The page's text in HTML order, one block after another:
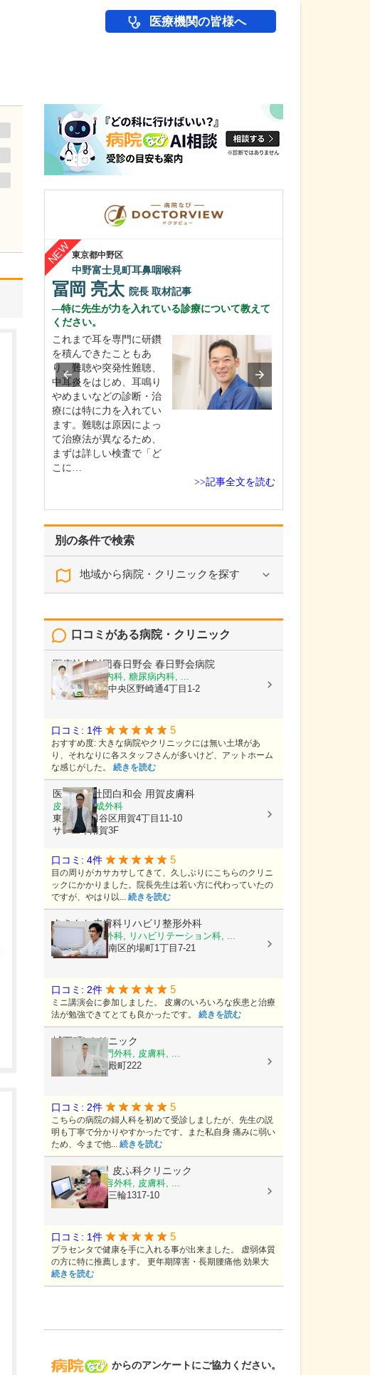
医療機関の皆様へ
別の条件で検索
地域から病院・クリニックを探す
病院なび
からのアンケートにご協力ください。
口コミがある病院・クリニック
医療法人財団春日野会 春日野会病院
内科, 消化器内科, 糖尿病内科, ...
兵庫県神戸市中央区野崎通4丁目1-2
口コミ: 1件 5
おすすめ度: 大きな病院やクリニックには無い土壌があ
り、それなりに各スタッフさんが多いけど、アットホーム
な感じがした。 続きを読む
医療法人社団白和会 用賀皮膚科
皮膚科, 形成外科
東京都世田谷区用賀4丁目11-10
サンエイ用賀3F
口コミ: 4件 5
目の周りがカサカサしてきて、久しぶりにこちらのクリニ
ックにかかりました。院長先生は若い方に代わっていたの
ですが、やはり以... 続きを読む
あきもと皮膚科リハビリ整形外科
皮膚科, 整形外科, リハビリテーション科, ...
広島県広島市南区的場町1丁目7-21
口コミ: 2件 5
ミニ講演会に参加しました。 皮膚のいろいろな疾患と治療
法が勉強できてとても良かったです。 続きを読む
城下町Lクリニック
乳腺外科, 肛門外科, 皮膚科, ...
島根県松江市殿町222
口コミ: 2件 5
こちらの病院の婦人科を初めて受診しましたが、先生の説
明も丁寧で分かりやすかったです。また私自身 痛みに弱い
ため、今まで他... 続きを読む
ひなた形成・皮ふ科クリニック
形成外科, 美容外科, 皮膚科, ...
長野県長野市三輪1317-10
口コミ: 1件 5
プラセンタで健康を手に入れる事が出来ました。 虚弱体質
の方に特に推薦します。 更年期障害・長期腰痛他 効果大
続きを読む
東京都中野区
中野富士見町耳鼻咽喉科
冨岡 亮太 院長 取材記事
特に先生が力を入れている診療について教えて
ください。
これまで耳を専門に研鑽
を積んできたこともあ
り、難聴や突発性難聴、
中耳炎をはじめ、耳鳴り
やめまいなどの診断・治
療には特に力を入れてい
ます。難聴は原因によっ
て治療法が異なるため、
まずは詳しい検査で「ど
こに…
>>記事全文を読む